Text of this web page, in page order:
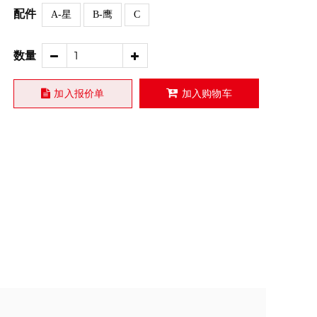
配件 A-星 B-鹰 C
数量
加入报价单 加入购物车